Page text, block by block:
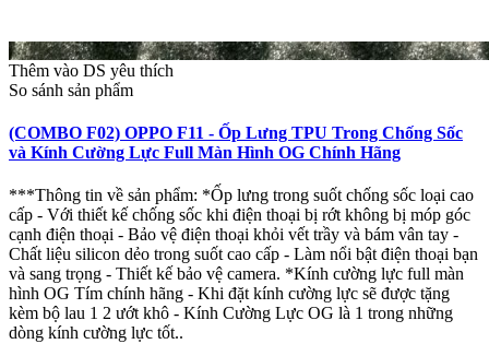
Thêm vào DS yêu thích
So sánh sản phẩm
(COMBO F02) OPPO F11 - Ốp Lưng TPU Trong Chống Sốc
và Kính Cường Lực Full Màn Hình OG Chính Hãng
***Thông tin về sản phẩm: *Ốp lưng trong suốt chống sốc loại cao
cấp - Với thiết kế chống sốc khi điện thoại bị rớt không bị móp góc
cạnh điện thoại - Bảo vệ điện thoại khỏi vết trầy và bám vân tay -
Chất liệu silicon dẻo trong suốt cao cấp - Làm nổi bật điện thoại bạn
và sang trọng - Thiết kế bảo vệ camera. *Kính cường lực full màn
hình OG Tím chính hãng - Khi đặt kính cường lực sẽ được tặng
kèm bộ lau 1 2 ướt khô - Kính Cường Lực OG là 1 trong những
dòng kính cường lực tốt..